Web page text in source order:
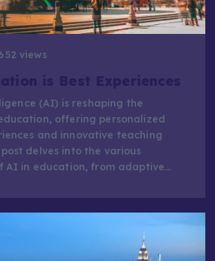
views
(AI) is reshaping the
offering personalized
and innovative teaching
delves into the various
AI in education, from adaptive…